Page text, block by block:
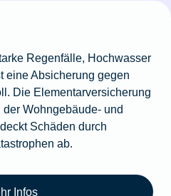
Regenfälle, Hochwasser
eine Absicherung gegen
Die Elementarversicherung
Wohngebäude- und
Schäden durch
ab.
Infos